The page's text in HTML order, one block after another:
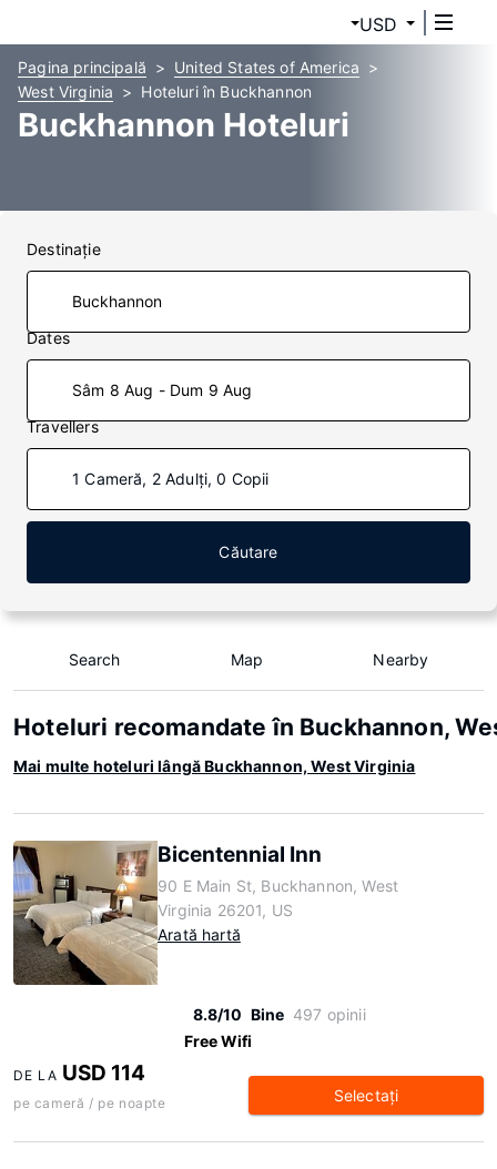
USD
Pagina principală
United States of America
West Virginia
Hoteluri în Buckhannon
Buckhannon Hoteluri
Destinaţie
Dates
Sâm 8 Aug - Dum 9 Aug
Travellers
1 Cameră, 2 Adulți, 0 Copii
Căutare
Search Map Nearby
Hoteluri recomandate în Buckhannon,
Mai multe hoteluri lângă Buckhannon, West Virginia
Bicentennial Inn
90 E Main St, Buckhannon, West
Virginia 26201, US
Arată hartă
8.8/10 Bine 497 opinii
Free Wifi
DE LA USD 114
pe cameră / pe noapte Selectaţi